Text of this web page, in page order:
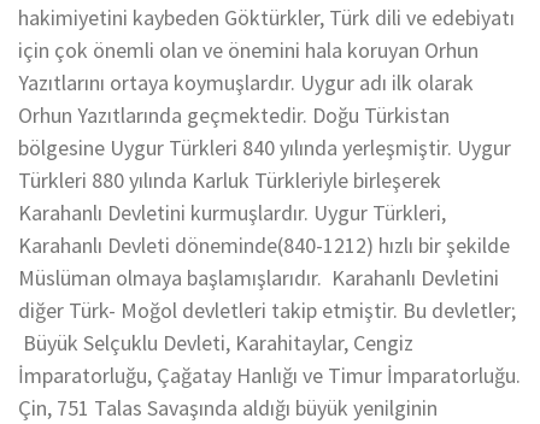
hakimiyetini kaybeden Göktürkler, Türk dili ve edebiyatı
için çok önemli olan ve önemini hala koruyan Orhun
Yazıtlarını ortaya koymuşlardır. Uygur adı ilk olarak
Orhun Yazıtlarında geçmektedir. Doğu Türkistan
bölgesine Uygur Türkleri 840 yılında yerleşmiştir. Uygur
Türkleri 880 yılında Karluk Türkleriyle birleşerek
Karahanlı Devletini kurmuşlardır. Uygur Türkleri,
Karahanlı Devleti döneminde(840-1212) hızlı bir şekilde
Müslüman olmaya başlamışlarıdır. Karahanlı Devletini
diğer Türk- Moğol devletleri takip etmiştir. Bu devletler;
Büyük Selçuklu Devleti, Karahitaylar, Cengiz
İmparatorluğu, Çağatay Hanlığı ve Timur İmparatorluğu.
Çin, 751 Talas Savaşında aldığı büyük yenilginin